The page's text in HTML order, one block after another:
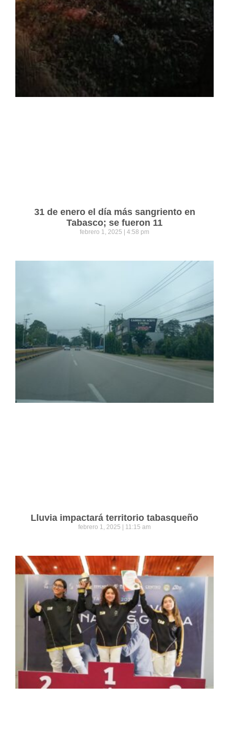
31 de enero el día más sangriento en
Tabasco; se fueron 11
febrero 1, 2025 4:58 pm
Lluvia impactará territorio tabasqueño
febrero 1, 2025 11:15 am